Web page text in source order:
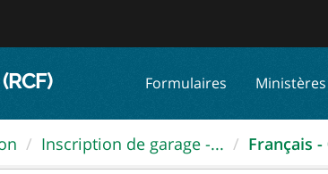
Formulaires Ministères
Inscription de garage -... Français -